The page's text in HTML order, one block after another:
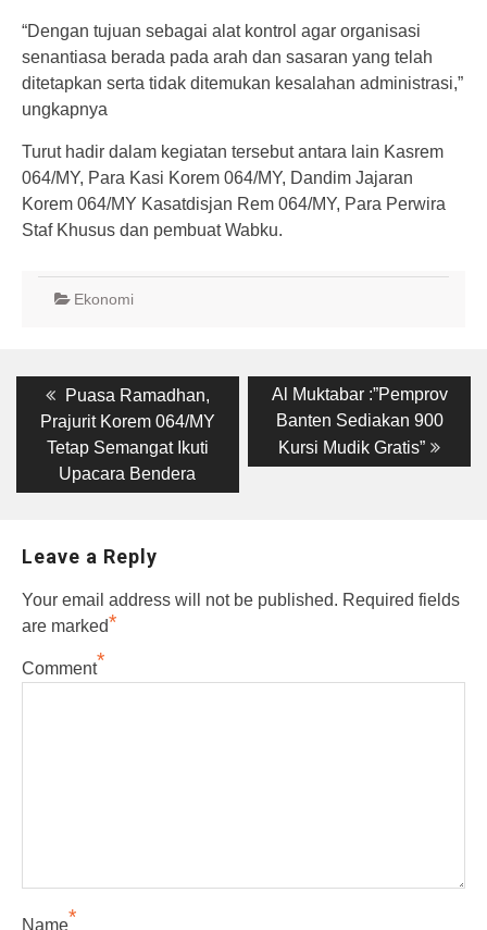
“Dengan tujuan sebagai alat kontrol agar organisasi
senantiasa berada pada arah dan sasaran yang telah
ditetapkan serta tidak ditemukan kesalahan administrasi,”
ungkapnya
Turut hadir dalam kegiatan tersebut antara lain Kasrem
064/MY, Para Kasi Korem 064/MY, Dandim Jajaran
Korem 064/MY Kasatdisjan Rem 064/MY, Para Perwira
Staf Khusus dan pembuat Wabku.
Ekonomi
Post
navigation
Previous
post:
Puasa Ramadhan,
Prajurit Korem 064/MY
Tetap Semangat Ikuti
Upacara Bendera
Next
post:
Al Muktabar :”Pemprov
Banten Sediakan 900
Kursi Mudik Gratis”
Leave a Reply
Your email address will not be published. Required fields
are marked*
Comment*
Name*